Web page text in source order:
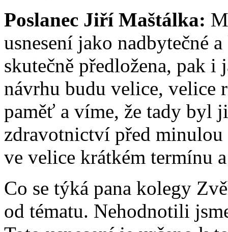
Poslanec Jiří Maštálka:
usnesení jako nadbytečné
skutečně předložena, pak
návrhu budu velice, velice
paměť a víme, že tady byl
zdravotnictví před
ve velice krátkém termínu
Co se týká pana kolegy
od tématu. Nehodnotili